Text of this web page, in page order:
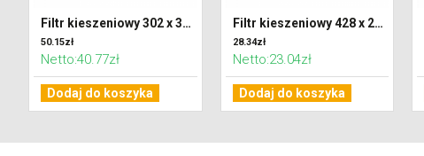
Filtr kieszeniowy 302 x 320 x 600 klasa F7 (ePM2,5)
50.15zł
Netto:40.77zł
Dodaj do koszyka
Filtr kieszeniowy 428 x 287 x 300 klasa G4 (Coarse 65%)
28.34zł
Netto:23.04zł
Dodaj do koszyka